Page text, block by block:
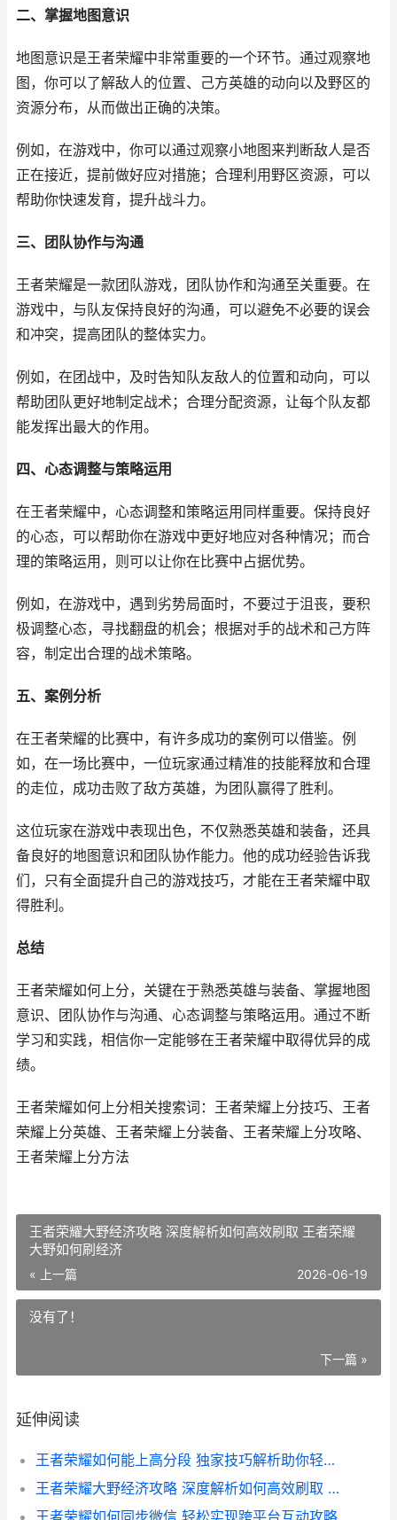
二、掌握地图意识
地图意识是王者荣耀中非常重要的一个环节。通过观察地
图，你可以了解敌人的位置、己方英雄的动向以及野区的
资源分布，从而做出正确的决策。
例如，在游戏中，你可以通过观察小地图来判断敌人是否
正在接近，提前做好应对措施；合理利用野区资源，可以
帮助你快速发育，提升战斗力。
三、团队协作与沟通
王者荣耀是一款团队游戏，团队协作和沟通至关重要。在
游戏中，与队友保持良好的沟通，可以避免不必要的误会
和冲突，提高团队的整体实力。
例如，在团战中，及时告知队友敌人的位置和动向，可以
帮助团队更好地制定战术；合理分配资源，让每个队友都
能发挥出最大的作用。
四、心态调整与策略运用
在王者荣耀中，心态调整和策略运用同样重要。保持良好
的心态，可以帮助你在游戏中更好地应对各种情况；而合
理的策略运用，则可以让你在比赛中占据优势。
例如，在游戏中，遇到劣势局面时，不要过于沮丧，要积
极调整心态，寻找翻盘的机会；根据对手的战术和己方阵
容，制定出合理的战术策略。
五、案例分析
在王者荣耀的比赛中，有许多成功的案例可以借鉴。例
如，在一场比赛中，一位玩家通过精准的技能释放和合理
的走位，成功击败了敌方英雄，为团队赢得了胜利。
这位玩家在游戏中表现出色，不仅熟悉英雄和装备，还具
备良好的地图意识和团队协作能力。他的成功经验告诉我
们，只有全面提升自己的游戏技巧，才能在王者荣耀中取
得胜利。
总结
王者荣耀如何上分，关键在于熟悉英雄与装备、掌握地图
意识、团队协作与沟通、心态调整与策略运用。通过不断
学习和实践，相信你一定能够在王者荣耀中取得优异的成
绩。
王者荣耀如何上分相关搜索词：王者荣耀上分技巧、王者
荣耀上分英雄、王者荣耀上分装备、王者荣耀上分攻略、
王者荣耀上分方法
王者荣耀大野经济攻略 深度解析如何高效刷取 王者荣耀
大野如何刷经济
« 上一篇 2026-06-19
没有了！
下一篇 »
延伸阅读
王者荣耀如何能上高分段 独家技巧解析助你轻松上星上王者
王者荣耀大野经济攻略 深度解析如何高效刷取 王者荣耀大野如何刷经济
王者荣耀如何同步微信 轻松实现跨平台互动攻略